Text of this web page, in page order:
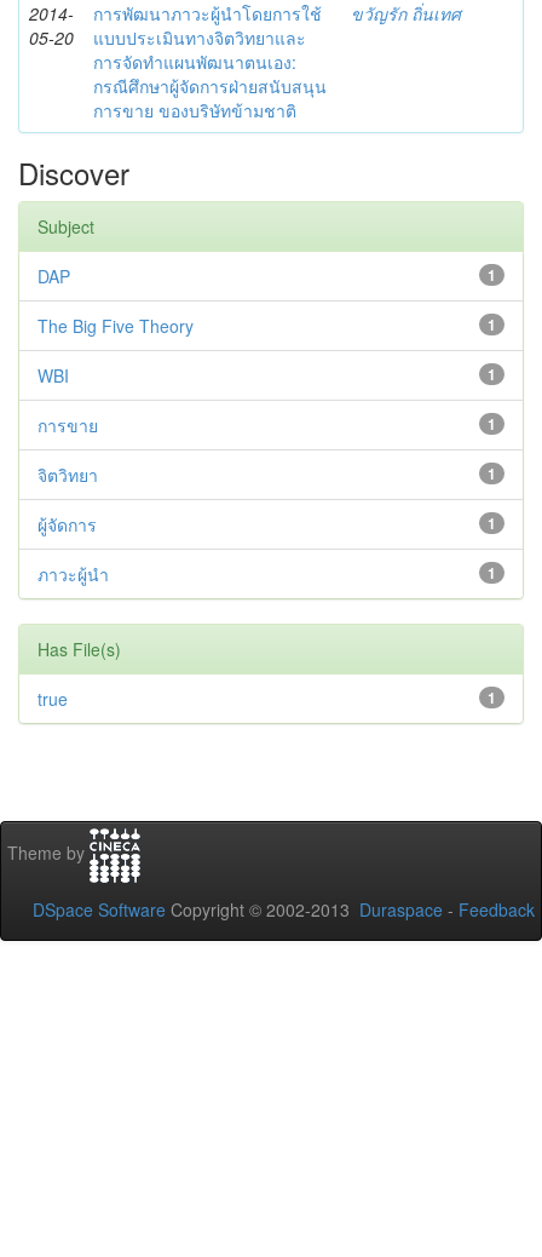
2014-
05-20
การพัฒนาภาวะผู้นำโดยการใช้
แบบประเมินทางจิตวิทยาและ
การจัดทำแผนพัฒนาตนเอง:
กรณีศึกษาผู้จัดการฝ่ายสนับสนุน
การขาย ของบริษัทข้ามชาติ
ขวัญรัก ถิ่นเทศ
Discover
Subject
1
DAP
1
The Big Five Theory
1
WBI
1
การขาย
1
จิตวิทยา
1
ผู้จัดการ
1
ภาวะผู้นำ
Has File(s)
1
true
Theme by
DSpace Software Copyright © 2002-2013 Duraspace - Feedback